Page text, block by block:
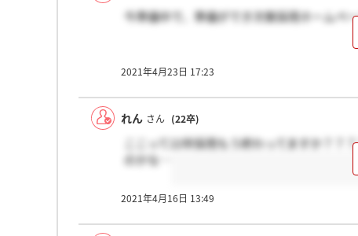
今準備中で、準備ができ次第採用ホームペ
2021年4月23日 17:23
れん さん (22卒)
ここって22卒採用もう終わってますか？
のかな…
2021年4月16日 13:49